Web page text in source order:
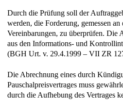
Durch die Prüfung soll der
werden, die Forderung, gemessen an
Vereinbarungen, zu überprüfen. Die
aus den Informations- und
(BGH Urt. v. 29.4.1999 – VII ZR
Die Abrechnung eines durch
Pauschalpreisvertrages muss
durch die Aufhebung des Vertrages